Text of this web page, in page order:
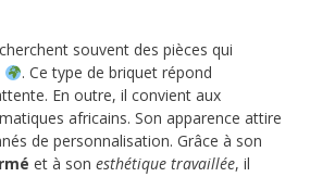
souvent des pièces qui
. Ce type de briquet répond
En outre, il convient aux
africains. Son apparence attire
de personnalisation. Grâce à son
et à son esthétique travaillée, il